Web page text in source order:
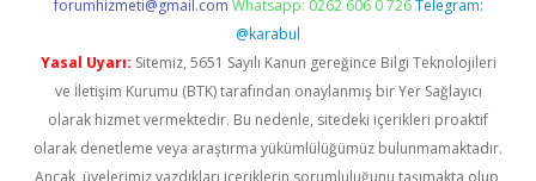
forumhizmeti@gmail.com Whatsapp: 0262 606 0 726 Telegram:
@karabul
Yasal Uyarı: Sitemiz, 5651 Sayılı Kanun gereğince Bilgi Teknolojileri
ve İletişim Kurumu (BTK) tarafından onaylanmış bir Yer Sağlayıcı
olarak hizmet vermektedir. Bu nedenle, sitedeki içerikleri proaktif
olarak denetleme veya araştırma yükümlülüğümüz bulunmamaktadır.
Ancak, üyelerimiz yazdıkları içeriklerin sorumluluğunu taşımakta olup,